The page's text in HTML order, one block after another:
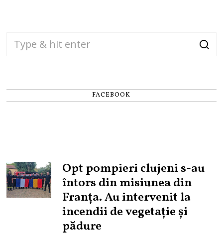
FACEBOOK
Opt pompieri clujeni s-au
întors din misiunea din
Franța. Au intervenit la
incendii de vegetație și
pădure